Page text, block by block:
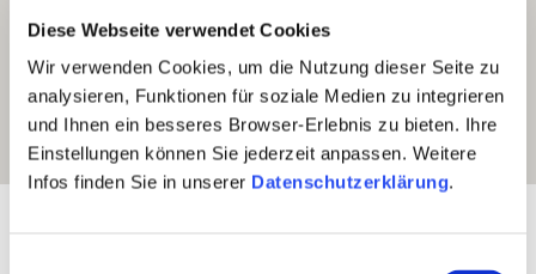
Diese Webseite verwendet Cookies
Wir verwenden Cookies, um die Nutzung dieser Seite zu
analysieren, Funktionen für soziale Medien zu integrieren
und Ihnen ein besseres Browser-Erlebnis zu bieten. Ihre
Einstellungen können Sie jederzeit anpassen. Weitere
Infos finden Sie in unserer Datenschutzerklärung.